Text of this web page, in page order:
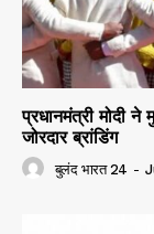
प्रधानमंत्री मोदी
जोरदार ब्रांडिंग
बुलंद भारत 24 -